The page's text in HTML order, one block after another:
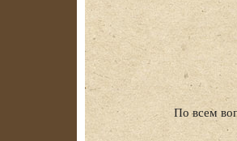
По всем